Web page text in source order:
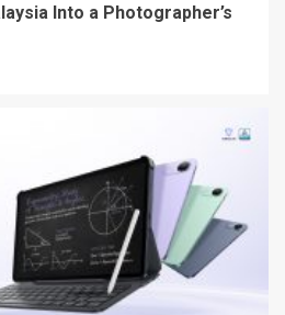
Into a Photographer’s